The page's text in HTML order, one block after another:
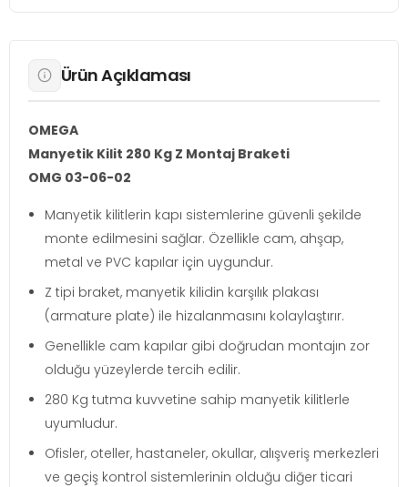
Ürün Açıklaması
OMEGA
Manyetik Kilit 280 Kg Z Montaj Braketi
OMG 03-06-02
Manyetik kilitlerin kapı sistemlerine güvenli şekilde
monte edilmesini sağlar. Özellikle cam, ahşap,
metal ve PVC kapılar için uygundur.
Z tipi braket, manyetik kilidin karşılık plakası
(armature plate) ile hizalanmasını kolaylaştırır.
Genellikle cam kapılar gibi doğrudan montajın zor
olduğu yüzeylerde tercih edilir.
280 Kg tutma kuvvetine sahip manyetik kilitlerle
uyumludur.
Ofisler, oteller, hastaneler, okullar, alışveriş merkezleri
ve geçiş kontrol sistemlerinin olduğu diğer ticari